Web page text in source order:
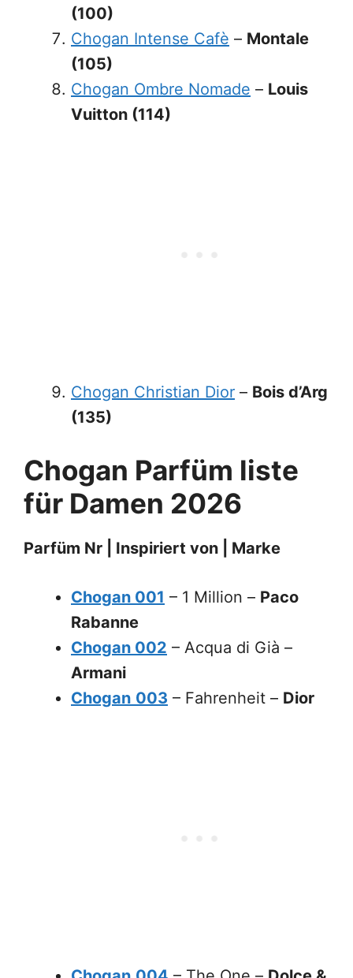
(100)
Chogan Intense Cafè – Montale
(105)
Chogan Ombre Nomade – Louis
Vuitton (114)
Chogan Christian Dior – Bois d’Arg
(135)
Chogan Parfüm liste
für Damen 2026
Parfüm Nr | Inspiriert von | Marke
Chogan 001 – 1 Million – Paco
Rabanne
Chogan 002 – Acqua di Già –
Armani
Chogan 003 – Fahrenheit – Dior